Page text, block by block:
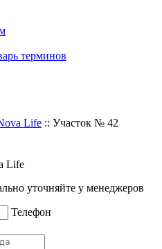
терминов
Life :: Участок № 42
Life
уточняйте у менеджеров
Телефон